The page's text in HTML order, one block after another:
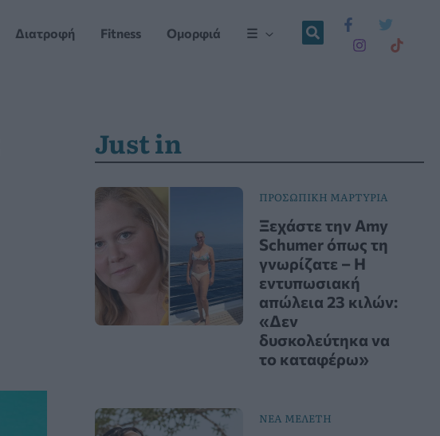
Διατροφή Fitness Ομορφιά ☰
Just in
ΠΡΟΣΩΠΙΚΗ ΜΑΡΤΥΡΙΑ
Ξεχάστε την Amy
Schumer όπως τη
γνωρίζατε – Η
εντυπωσιακή
απώλεια 23 κιλών:
«Δεν
δυσκολεύτηκα να
το καταφέρω»
ΝΕΑ ΜΕΛΕΤΗ